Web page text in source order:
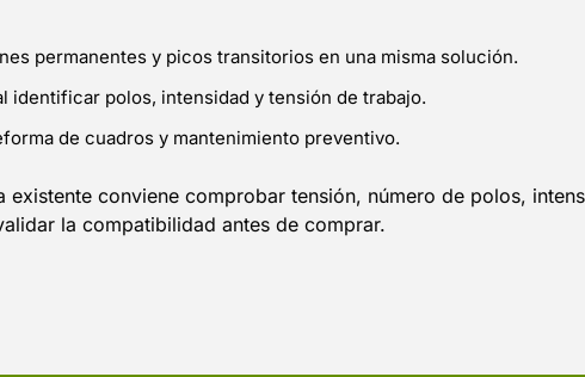
permanentes y picos transitorios en una misma solución.
identificar polos, intensidad y tensión de trabajo.
de cuadros y mantenimiento preventivo.
existente conviene comprobar tensión, número de polos,
la compatibilidad antes de comprar.